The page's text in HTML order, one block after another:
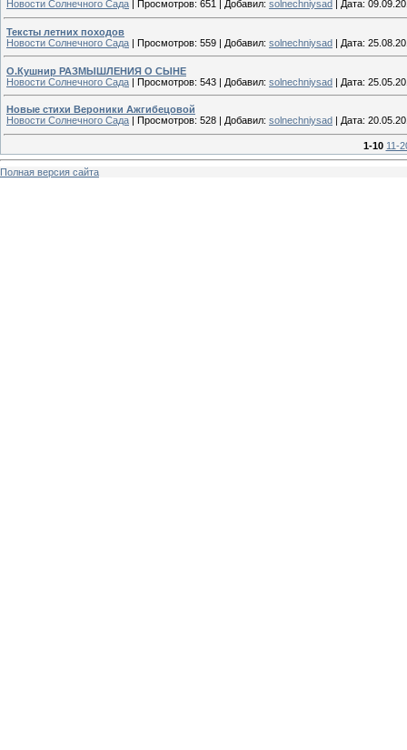
Новости Солнечного Сада Просмотров: 651 Добавил: solnechniysad Дата:
Тексты летних походов
Новости Солнечного Сада | Просмотров: 559 | Добавил: solnechniysad | Дата:
О.Кушнир РАЗМЫШЛЕНИЯ О СЫНЕ
Новости Солнечного Сада | Просмотров: 543 | Добавил: solnechniysad | Дата:
Новые стихи Вероники Ажгибецовой
Новости Солнечного Сада | Просмотров: 528 | Добавил: solnechniysad | Дата:
1-10 11-
Полная версия сайта